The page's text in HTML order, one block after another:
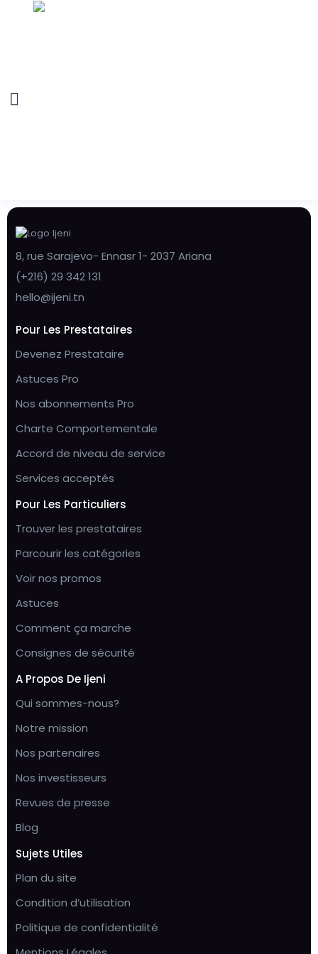
8, rue Sarajevo- Ennasr 1- 2037 Ariana
(+216) 29 342 131
hello@ijeni.tn
Pour Les Prestataires
Devenez Prestataire
Astuces Pro
Nos abonnements Pro
Charte Comportementale
Accord de niveau de service
Services acceptés
Pour Les Particuliers
Trouver les prestataires
Parcourir les catégories
Voir nos promos
Astuces
Comment ça marche
Consignes de sécurité
A Propos De Ijeni
Qui sommes-nous?
Notre mission
Nos partenaires
Nos investisseurs
Revues de presse
Blog
Sujets Utiles
Plan du site
Condition d’utilisation
Politique de confidentialité